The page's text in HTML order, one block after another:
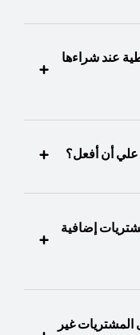
عند شراءها
أن أفعل؟
إضافية
غير